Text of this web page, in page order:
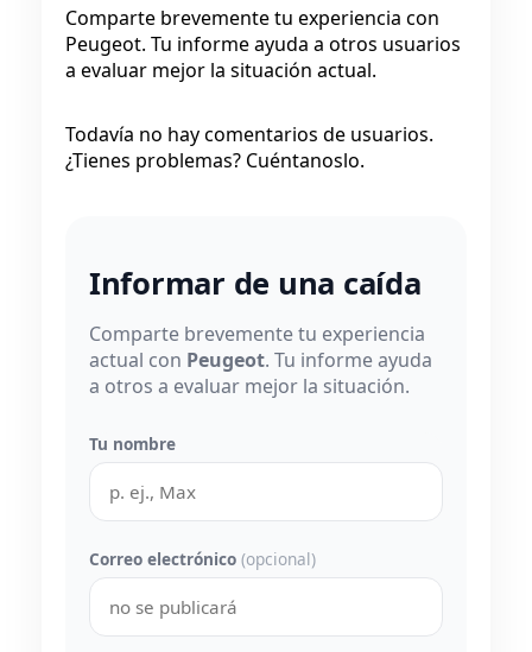
Comparte brevemente tu experiencia con
Peugeot. Tu informe ayuda a otros usuarios
a evaluar mejor la situación actual.
Todavía no hay comentarios de usuarios.
¿Tienes problemas? Cuéntanoslo.
Informar de una caída
Comparte brevemente tu experiencia
actual con Peugeot. Tu informe ayuda
a otros a evaluar mejor la situación.
Tu nombre
Correo electrónico (opcional)